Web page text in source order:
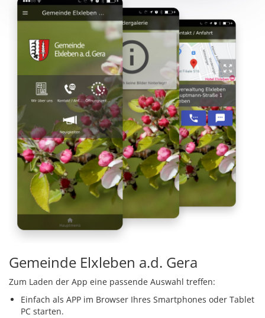
Gemeinde Elxleben a.d. Gera
Zum Laden der App eine passende Auswahl treffen:
Einfach als APP im Browser Ihres Smartphones oder Tablet
PC starten.